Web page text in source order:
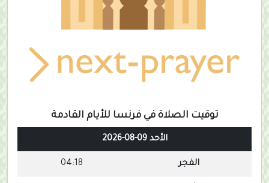
توقيت الصلاة في فرنسا للأيام القادمة
الأحد 09-08-2026
الفجر 04:18